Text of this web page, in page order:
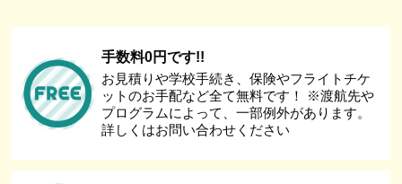
手数料0円です!!
お見積りや学校手続き、保険やフライトチケ
ットのお手配など全て無料です！ ※渡航先や
プログラムによって、一部例外があります。
詳しくはお問い合わせください